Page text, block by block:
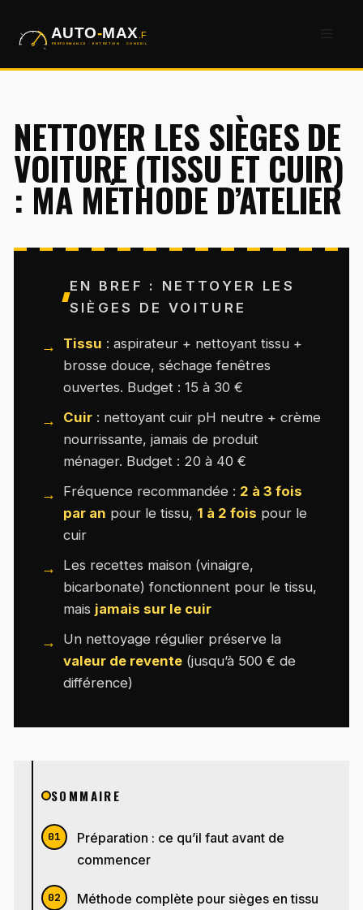
NETTOYER LES SIÈGES DE
VOITURE (TISSU ET CUIR)
: MA MÉTHODE D’ATELIER
EN BREF : NETTOYER LES
SIÈGES DE VOITURE
Tissu : aspirateur + nettoyant tissu +
brosse douce, séchage fenêtres
ouvertes. Budget : 15 à 30 €
Cuir : nettoyant cuir pH neutre + crème
nourrissante, jamais de produit
ménager. Budget : 20 à 40 €
Fréquence recommandée : 2 à 3 fois
par an pour le tissu, 1 à 2 fois pour le
cuir
Les recettes maison (vinaigre,
bicarbonate) fonctionnent pour le tissu,
mais jamais sur le cuir
Un nettoyage régulier préserve la
valeur de revente (jusqu’à 500 € de
différence)
SOMMAIRE
Préparation : ce qu’il faut avant de
commencer
Méthode complète pour sièges en tissu